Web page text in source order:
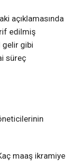
açıklamasında
edilmiş
gelir gibi
süreç
maaş ikramiye